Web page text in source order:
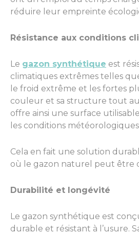
réduire leur empreinte
Résistance aux conditions
Le gazon synthétique est
climatiques extrêmes telles
le froid extrême et les fortes
couleur et sa structure tout au
offre ainsi une surface
les conditions
Cela en fait une solution
où le gazon naturel peut être
Durabilité et longévité
Le gazon synthétique est
durable et résistant à l’usure.